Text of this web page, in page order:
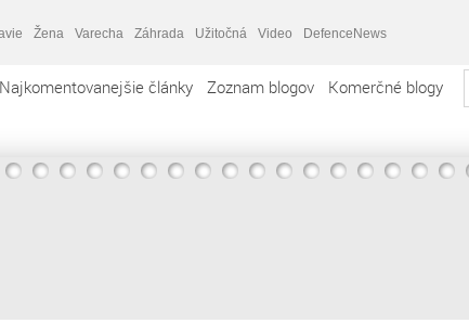
Žena Varecha Záhrada Užitočná Video DefenceNews
Najkomentovanejšie články Zoznam blogov Komerčné blogy